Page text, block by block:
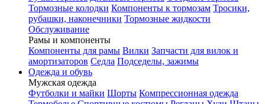
Тормозные колодки Компоненты к тормозам Тросики,
рубашки, наконечники Тормозные жидкости
Обслуживание
Рамы и компоненты
Компоненты для рамы Вилки Запчасти для вилок и
амортизаторов Седла Подседелы, зажимы
Одежда и обувь
Мужская одежда
Футболки и майки Шорты Компрессионная одежда